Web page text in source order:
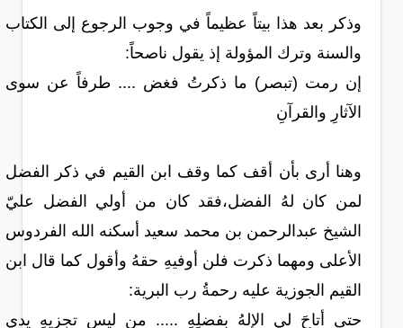
وذكر بعد هذا بيتاً عظيماً في وجوب الرجوع إلى الكتاب
والسنة وترك المؤولة إذ يقول ناصحاً:
إن رمت (تبصر) ما ذكرتُ فغض .... طرفاً عن سوى
الآثارِ والقرآنِ
وهنا أرى بأن أقف كما وقف ابن القيم في ذكر الفضل
لمن كان لهُ الفضل،فقد كان من أولي الفضل عليّ
الشيخ عبدالرحمن بن محمد سعيد أسكنه الله الفردوس
الأعلى ومهما ذكرت فلن أوفيهِ حقهُ وأقول كما قال ابن
القيم الجوزية عليه رحمةُ رب البرية:
حتى أتاحَ لي الإلهُ بفضلِهِ ..... من ليس تجزيهِ يدي